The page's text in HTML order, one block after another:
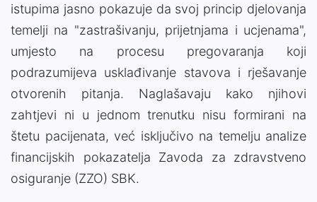
istupima jasno pokazuje da svoj princip djelovanja
temelji na "zastrašivanju, prijetnjama i ucjenama",
umjesto na procesu pregovaranja koji
podrazumijeva usklađivanje stavova i rješavanje
otvorenih pitanja. Naglašavaju kako njihovi
zahtjevi ni u jednom trenutku nisu formirani na
štetu pacijenata, već isključivo na temelju analize
financijskih pokazatelja Zavoda za zdravstveno
osiguranje (ZZO) SBK.